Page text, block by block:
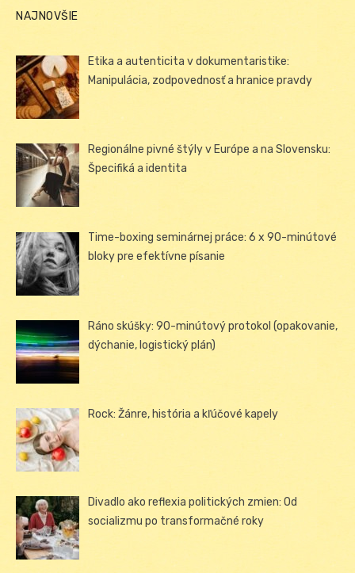
NAJNOVŠIE
Etika a autenticita v dokumentaristike:
Manipulácia, zodpovednosť a hranice pravdy
Regionálne pivné štýly v Európe a na Slovensku:
Špecifiká a identita
Time-boxing seminárnej práce: 6 x 90-minútové
bloky pre efektívne písanie
Ráno skúšky: 90-minútový protokol (opakovanie,
dýchanie, logistický plán)
Rock: Žánre, história a kľúčové kapely
Divadlo ako reflexia politických zmien: Od
socializmu po transformačné roky